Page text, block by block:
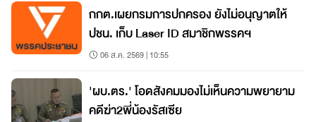
กกต.เผยกรมการปกครอง ยังไม่อนุญาตให้
ปชน. เก็บ Laser ID สมาชิกพรรคฯ
06 ส.ค. 2569 | 10:55
'ผบ.ตร.' โอดสังคมมองไม่เห็นความพยายาม
คดีฆ่า2พี่น้องรัสเซีย